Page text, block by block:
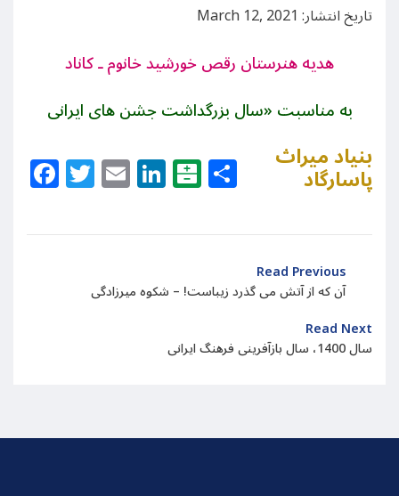
تاریخ انتشار: March 12, 2021
هدیه هنرستان رقص خورشید خانوم ـ کاناد
به مناسبت «سال بزرگداشت جشن های ایرانی
Facebook
Twitter
EmailLinkedIn
Balatarin
Share
بنیاد میراث
پاسارگاد
Read Previous
آن که از آتش می گذرد زيباست! – شکوه میرزادگی
Read Next
سال 1400، سال بازآفرینی فرهنگ ایرانی